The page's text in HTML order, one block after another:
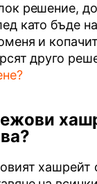
решение,
като бъде
и
друго
хашрейт